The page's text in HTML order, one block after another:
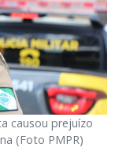
causou prejuízo
(Foto PMPR)